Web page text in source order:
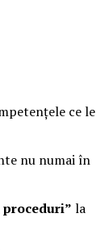
ce le
nu numai în
proceduri” la